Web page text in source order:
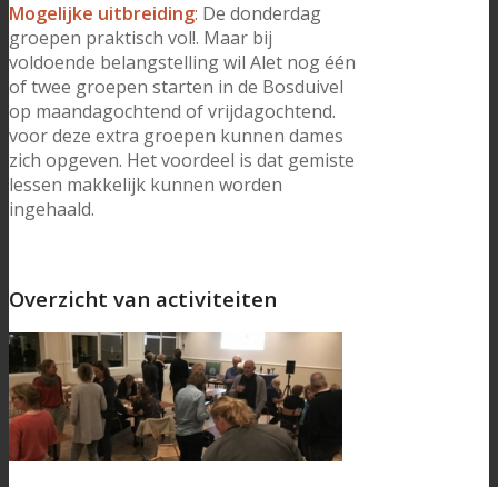
Mogelijke uitbreiding: De donderdag
groepen praktisch vol!. Maar bij
voldoende belangstelling wil Alet nog één
of twee groepen starten in de Bosduivel
op maandagochtend of vrijdagochtend.
voor deze extra groepen kunnen dames
zich opgeven. Het voordeel is dat gemiste
lessen makkelijk kunnen worden
ingehaald.
Overzicht van activiteiten